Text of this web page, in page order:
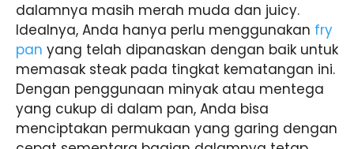
dalamnya masih merah muda dan juicy.
Idealnya, Anda hanya perlu menggunakan fry
pan yang telah dipanaskan dengan baik untuk
memasak steak pada tingkat kematangan ini.
Dengan penggunaan minyak atau mentega
yang cukup di dalam pan, Anda bisa
menciptakan permukaan yang garing dengan